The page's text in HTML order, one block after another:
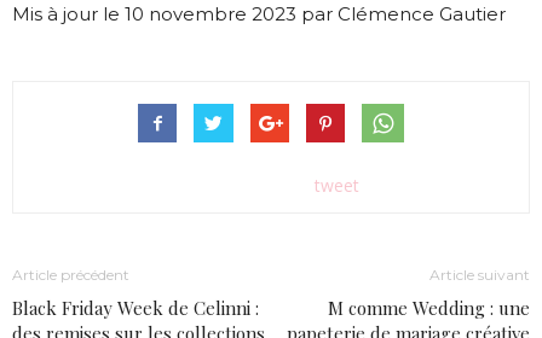
Mis à jour le 10 novembre 2023 par Clémence Gautier
tweet
Article précédent
Black Friday Week de Celinni :
des remises sur les collections
Article suivant
M comme Wedding : une
papeterie de mariage créative